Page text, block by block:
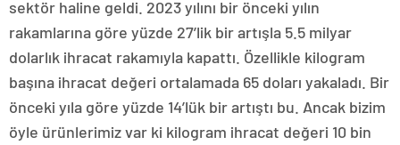
sektör haline geldi. 2023 yılını bir önceki yılın
rakamlarına göre yüzde 27’lik bir artışla 5.5 milyar
dolarlık ihracat rakamıyla kapattı. Özellikle kilogram
başına ihracat değeri ortalamada 65 doları yakaladı. Bir
önceki yıla göre yüzde 14’lük bir artıştı bu. Ancak bizim
öyle ürünlerimiz var ki kilogram ihracat değeri 10 bin